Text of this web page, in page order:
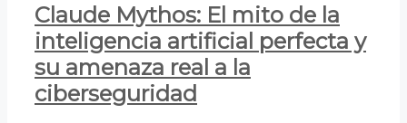
Claude Mythos: El mito de la
inteligencia artificial perfecta y
su amenaza real a la
ciberseguridad